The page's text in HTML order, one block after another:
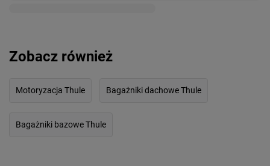
Zobacz również
Motoryzacja Thule Bagażniki dachowe Thule
Bagażniki bazowe Thule